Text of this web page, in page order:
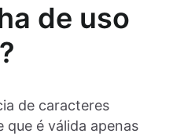
de uso
de caracteres
é válida apenas